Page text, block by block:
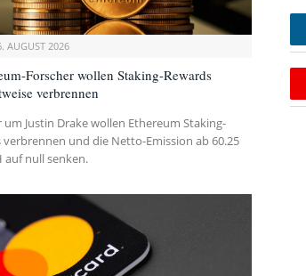
AUGUST 2026
Forscher wollen Staking-Rewards
verbrennen
um Justin Drake wollen Ethereum Staking-
verbrennen und die Netto-Emission ab 60.25
auf null senken.